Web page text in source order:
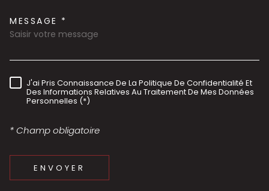
MESSAGE *
RÈGLEMENTATION
J'ai Pris Connaissance De La Politique De Confidentialité Et
Des Informations Relatives Au Traitement De Mes Données
Personnelles (*)
* Champ obligatoire
ENVOYER